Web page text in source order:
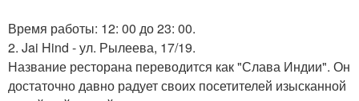
Время работы: 12: 00 до 23: 00.
2. Jai Hind - ул. Рылеева, 17/19.
Название ресторана переводится как "Слава Индии". Он
достаточно давно радует своих посетителей изысканной